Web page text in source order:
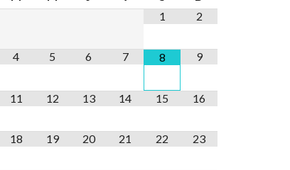
1
2
4 5 6 7 8 9
11 12 13 14 15 16
18 19 20 21 22 23